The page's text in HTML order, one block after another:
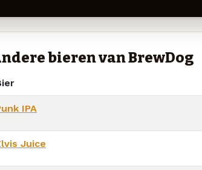
bieren van BrewDog
IPA
Juice